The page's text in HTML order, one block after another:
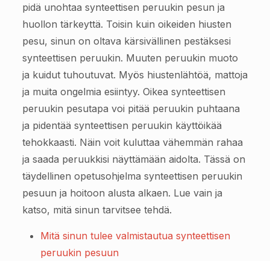
pidä unohtaa synteettisen peruukin pesun ja
huollon tärkeyttä. Toisin kuin oikeiden hiusten
pesu, sinun on oltava kärsivällinen pestäksesi
synteettisen peruukin. Muuten peruukin muoto
ja kuidut tuhoutuvat. Myös hiustenlähtöä, mattoja
ja muita ongelmia esiintyy. Oikea synteettisen
peruukin pesutapa voi pitää peruukin puhtaana
ja pidentää synteettisen peruukin käyttöikää
tehokkaasti. Näin voit kuluttaa vähemmän rahaa
ja saada peruukkisi näyttämään aidolta. Tässä on
täydellinen opetusohjelma synteettisen peruukin
pesuun ja hoitoon alusta alkaen. Lue vain ja
katso, mitä sinun tarvitsee tehdä.
Mitä sinun tulee valmistautua synteettisen
peruukin pesuun